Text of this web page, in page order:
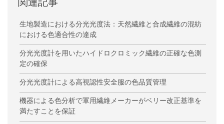
生地製造における分光光度法：天然繊維と合成繊維の混紡
における色適合性の達成
分光光度計を用いたハイドロクロミック繊維の正確な色測
定の確保
分光光度計による高視認性安全服の色品質管理
機器による色分析で軍用繊維メーカーがベリー改正基準を
満たすことを保証